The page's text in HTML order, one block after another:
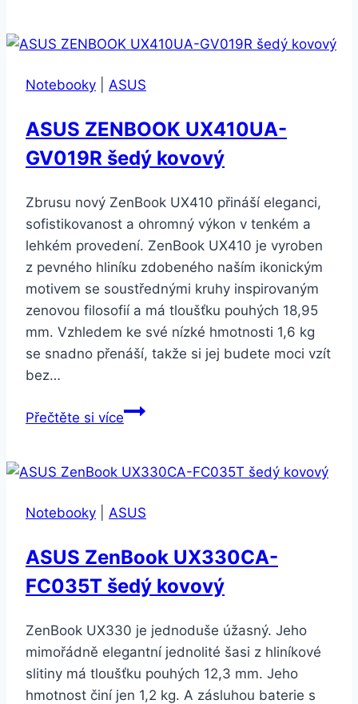
15API
(81UT00KMCK)
Notebooky ASUS
ASUS ZENBOOK UX410UA-
GV019R šedý kovový
Zbrusu nový ZenBook UX410 přináší eleganci,
sofistikovanost a ohromný výkon v tenkém a
lehkém provedení. ZenBook UX410 je vyroben
z pevného hliníku zdobeného naším ikonickým
motivem se soustřednými kruhy inspirovaným
zenovou filosofií a má tloušťku pouhých 18,95
mm. Vzhledem ke své nízké hmotnosti 1,6 kg
se snadno přenáší, takže si jej budete moci vzít
bez…
Přečtěte si víceASUS
GV019R
kovový
Notebooky ASUS
ASUS ZenBook UX330CA-
FC035T šedý kovový
ZenBook UX330 je jednoduše úžasný. Jeho
mimořádně elegantní jednolité šasi z hliníkové
slitiny má tloušťku pouhých 12,3 mm. Jeho
hmotnost činí jen 1,2 kg. A zásluhou baterie s